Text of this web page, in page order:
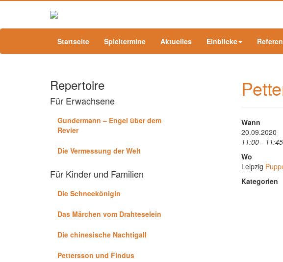
Startseite Spieltermine Aktuelles Einblicke
Repertoire
Für Erwachsene
Gundermann – Engel über dem
Revier
Die Vermessung der Welt
Für Kinder und Familien
Die Schneekönigin
Das Märchen vom Drahteselein
Die chinesische Nachtigall
Pettersson und Findus
Wann
20.09.2020
11:00 - 11:45
Wo
Leipzig
Kategorien